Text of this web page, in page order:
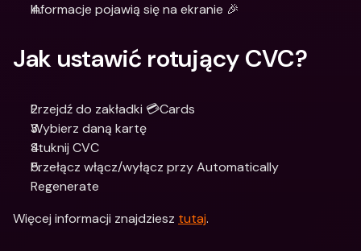
Informacje pojawią się na ekranie 🎉
Jak ustawić rotujący CVC?
Przejdź do zakładki 💳Cards
Wybierz daną kartę
Stuknij CVC
Przełącz włącz/wyłącz przy Automatically
Regenerate
Więcej informacji znajdziesz tutaj.